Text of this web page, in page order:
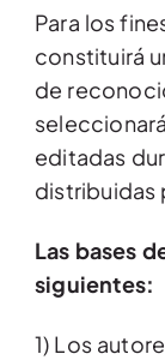
Para los
constituirá
de
editadas
distribuidas
Las bases
siguientes:
1) Los